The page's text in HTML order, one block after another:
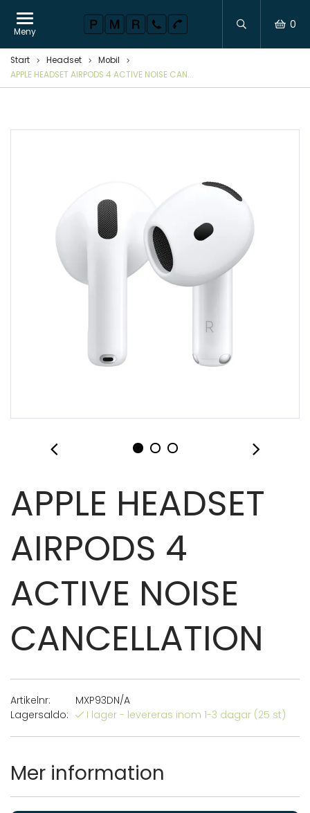
Start Headset
Mobil
APPLE HEADSET AIRPODS 4 ACTIVE NOISE CAN...
APPLE HEADSET
AIRPODS 4
ACTIVE NOISE
CANCELLATION
Artikelnr:
MXP93DN/A
Lagersaldo:
I lager - levereras inom 1-3 dagar (25 st)
Mer information
Meny
0